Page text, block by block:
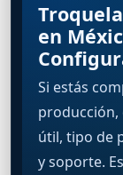
en
Si estás
producción,
útil, tipo de
y soporte.